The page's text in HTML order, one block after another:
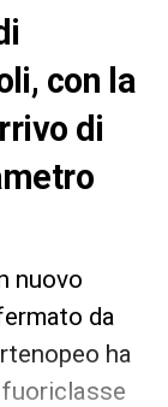
con la
di
nuovo
da
ha
fuoriclasse